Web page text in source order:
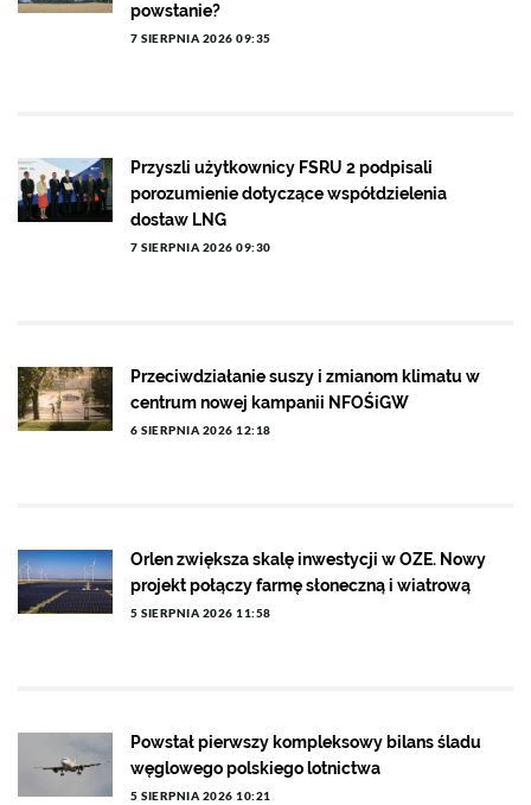
powstanie?
7 SIERPNIA 2026 09:35
Przyszli użytkownicy FSRU 2 podpisali
porozumienie dotyczące współdzielenia
dostaw LNG
7 SIERPNIA 2026 09:30
Przeciwdziałanie suszy i zmianom klimatu w
centrum nowej kampanii NFOŚiGW
6 SIERPNIA 2026 12:18
Orlen zwiększa skalę inwestycji w OZE. Nowy
projekt połączy farmę słoneczną i wiatrową
5 SIERPNIA 2026 11:58
Powstał pierwszy kompleksowy bilans śladu
węglowego polskiego lotnictwa
5 SIERPNIA 2026 10:21